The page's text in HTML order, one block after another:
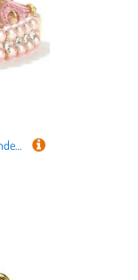
TPIONEER Verstellbare Perlenhalsbänder für Hunde und Katzen, Strasssteine, glitzernde Kristalle, Katzenhalskette, luxuriöser Schmuck, PU-Umhängeband für kleine Hunde und Kätzchen